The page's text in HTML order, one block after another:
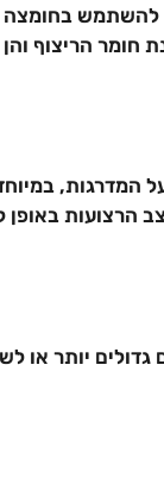
להשתמש בחומצה
הריצוף
המדרגות,
הרצועות באופן
יותר או